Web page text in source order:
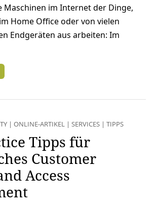
Maschinen im Internet der Dinge,
Home Office oder von vielen
Endgeräten aus arbeiten: Im
| ONLINE-ARTIKEL | SERVICES | TIPPS
Tipps für
Customer
Access